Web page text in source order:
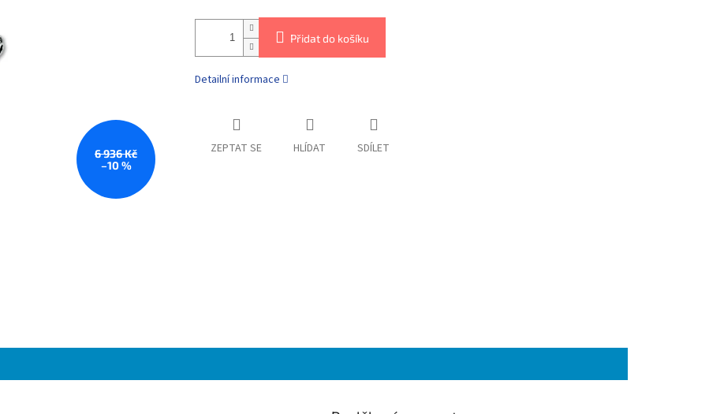
6 936 Kč
–10 %
Přidat do košíku
Detailní informace
ZEPTAT SE HLÍDAT SDÍLET